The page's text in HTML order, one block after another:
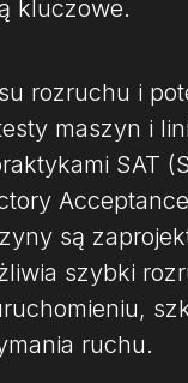
kluczowe.
rozruchu i
maszyn i
SAT
są
szybki
ruchu.